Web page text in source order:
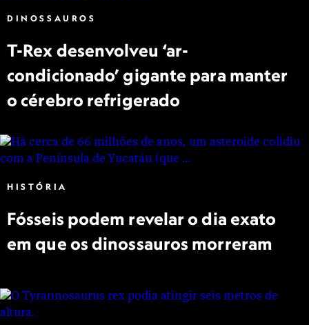
DINOSSAUROS
T-Rex desenvolveu ‘ar-
condicionado’ gigante para manter
o cérebro refrigerado
HISTÓRIA
Fósseis podem revelar o dia exato
em que os dinossauros morreram